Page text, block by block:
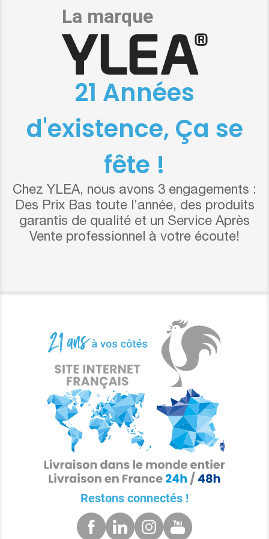
21 Années
d'existence, Ça se
fête !
Chez YLEA, nous avons 3 engagements :
Des Prix Bas toute l’année, des produits
garantis de qualité et un Service Après
Vente professionnel à votre écoute!
Restons connectés !